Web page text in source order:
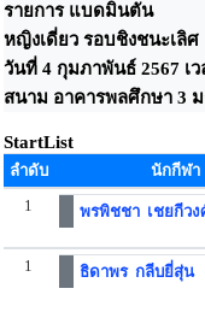
รายการ แบดมินตัน
หญิงเดี่ยว รอบชิงชนะเลิศ
วันที่ 4 กุมภาพันธ์ 2567 เว
สนาม อาคารพลศึกษา 3
StartList
ลำดับ นักกีฬา
1
พรพิชชา เชยกีวง
1 ธิดาพร กลีบยี่สุ่น